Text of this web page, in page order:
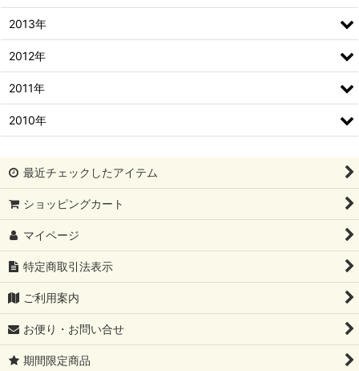
2013年
2012年
2011年
2010年
最近チェックしたアイテム
ショッピングカート
マイページ
特定商取引法表示
ご利用案内
お便り・お問い合せ
期間限定商品